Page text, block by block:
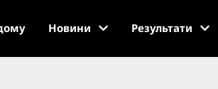
Новини Результати